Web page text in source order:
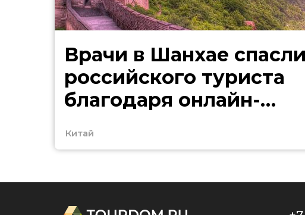
Врачи в Шанхае спасли
российского туриста
благодаря онлайн-
Китай